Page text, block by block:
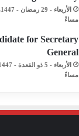
مساءً
for Secretary
General
مساءً